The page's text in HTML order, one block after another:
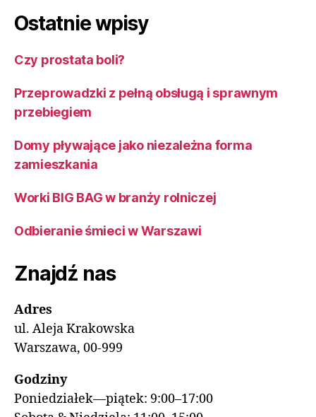
Ostatnie wpisy
Czy prostata boli?
Przeprowadzki z pełną obsługą i sprawnym
przebiegiem
Domy pływające jako niezależna forma
zamieszkania
Worki BIG BAG w branży rolniczej
Odbieranie śmieci w Warszawi
Znajdź nas
Adres
ul. Aleja Krakowska
Warszawa, 00-999
Godziny
Poniedziałek—piątek: 9:00–17:00